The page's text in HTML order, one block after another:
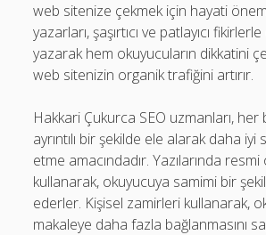
web sitenize çekmek için hayati
yazarları, şaşırtıcı ve patlayıcı
yazarak hem okuyucuların dikkatini
web sitenizin organik trafiğini artırır.
Hakkari Çukurca SEO uzmanları, her
ayrıntılı bir şekilde ele alarak daha
etme amacındadır. Yazılarında
kullanarak, okuyucuya samimi bir
ederler. Kişisel zamirleri kullanarak,
makaleye daha fazla bağlanmasını